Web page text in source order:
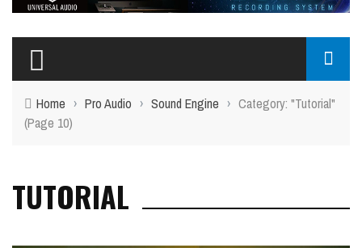
Home › Pro Audio › Sound Engine › Category: "Tutorial"
(Page 10)
TUTORIAL